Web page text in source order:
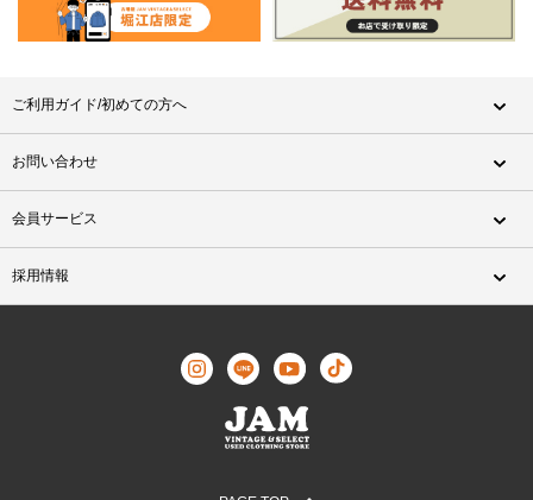
ご利用ガイド/初めての方へ
お問い合わせ
会員サービス
採用情報